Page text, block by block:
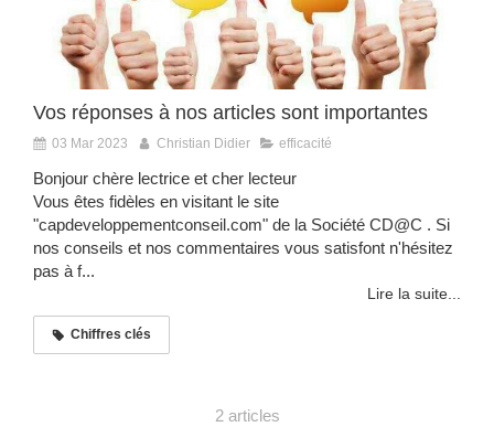
Vos réponses à nos articles sont importantes
03 Mar 2023 Christian Didier efficacité
Bonjour chère lectrice et cher lecteur
Vous êtes fidèles en visitant le site
"capdeveloppementconseil.com" de la Société CD@C . Si
nos conseils et nos commentaires vous satisfont n'hésitez
pas à f...
Lire la suite...
Chiffres clés
2 articles